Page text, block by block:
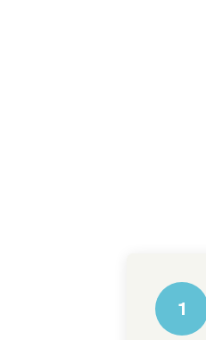
1